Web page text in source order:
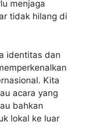
menjaga
tidak hilang di
identitas dan
Kita
acara yang
bahkan
lokal ke luar